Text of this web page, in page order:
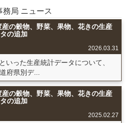
務局 ニュース
の穀物、野菜、果物、花きの生産
の追加
2026.03.31
いった生産統計データについて、
府県別デ...
の穀物、野菜、果物、花きの生産
の追加
2025.02.27